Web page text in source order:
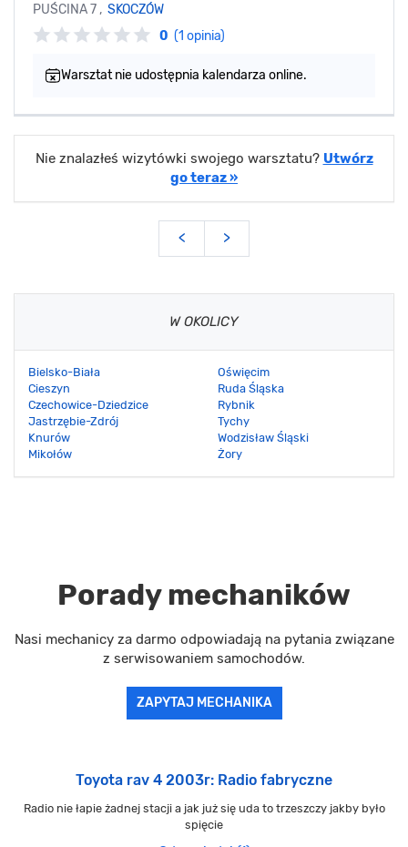
PUŚCINA 7 , SKOCZÓW
0 (1 opinia)
Warsztat nie udostępnia kalendarza online.
Nie znalazłeś wizytówki swojego warsztatu? Utwórz
go teraz »
< >
W OKOLICY
Bielsko-Biała
Cieszyn
Czechowice-Dziedzice
Jastrzębie-Zdrój
Knurów
Mikołów
Oświęcim
Ruda Śląska
Rybnik
Tychy
Wodzisław Śląski
Żory
Porady mechaników
Nasi mechanicy za darmo odpowiadają na pytania związane
z serwisowaniem samochodów.
ZAPYTAJ MECHANIKA
Toyota rav 4 2003r: Radio fabryczne
Radio nie łapie żadnej stacji a jak już się uda to trzeszczy jakby było
spięcie